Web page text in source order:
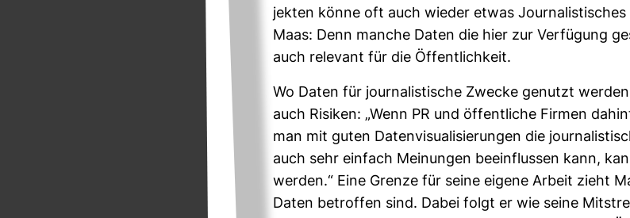
jekten könne oft auch wieder etwas
Maas: Denn manche Daten die hier zur Ver­fü­gung
auch rele­vant für die Öffent­lich­keit.
Wo Daten für jour­na­lis­ti­sche Zwecke genutzt
auch Risiken: „Wenn PR und öffent­liche Firmen
man mit guten Daten­vi­sua­li­sie­rungen die
auch sehr ein­fach Mei­nungen beein­flussen kann,
werden.“ Eine Grenze für seine eigene Arbeit zieht
Daten betroffen sind. Dabei folgt er wie seine